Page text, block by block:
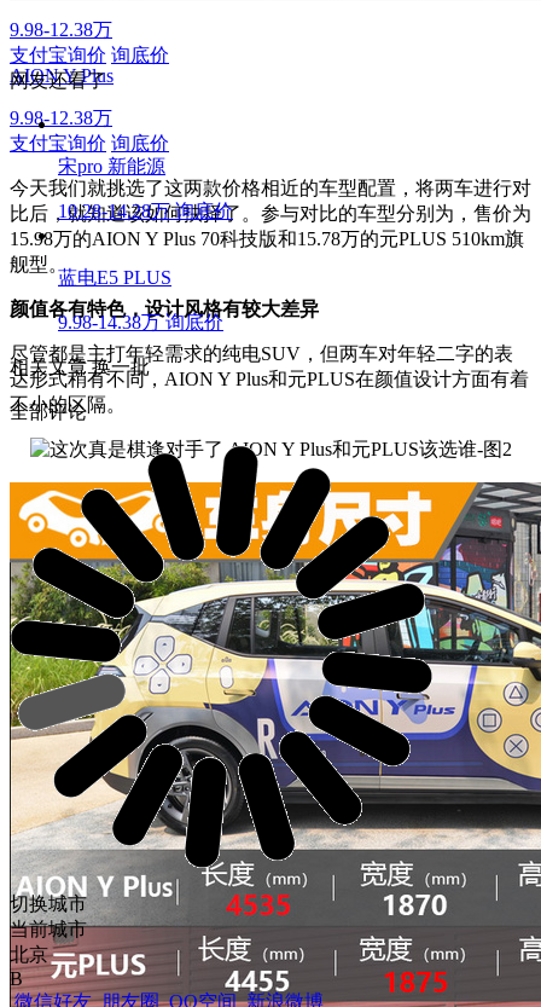
AION Y Plus
9.98-12.38万
支付宝询价 询底价
今天我们就挑选了这两款价格相近的车型配置，将两车进行对
比后，就知道该如何抉择了。参与对比的车型分别为，售价为
15.98万的AION Y Plus 70科技版和15.78万的元PLUS 510km旗
舰型。
颜值各有特色，设计风格有较大差异
尽管都是主打年轻需求的纯电SUV，但两车对年轻二字的表
达形式稍有不同，AION Y Plus和元PLUS在颜值设计方面有着
不小的区隔。
9.98-12.38万
支付宝询价 询底价
网友还看了
宋pro 新能源
10.28-14.28万 询底价
蓝电E5 PLUS
9.98-14.38万 询底价
相关文章换一批
全部评论
切换城市
当前城市
北京
B
微信好友 朋友圈 QQ空间 新浪微博